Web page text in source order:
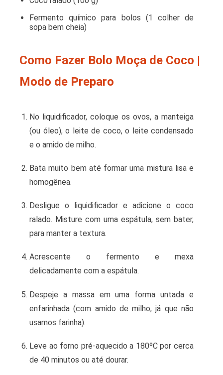
Fermento químico para bolos (1 colher de
sopa bem cheia)
Como Fazer Bolo Moça de Coco |
Modo de Preparo
No liquidificador, coloque os ovos, a manteiga
(ou óleo), o leite de coco, o leite condensado
e o amido de milho.
Bata muito bem até formar uma mistura lisa e
homogênea.
Desligue o liquidificador e adicione o coco
ralado. Misture com uma espátula, sem bater,
para manter a textura.
Acrescente o fermento e mexa
delicadamente com a espátula.
Despeje a massa em uma forma untada e
enfarinhada (com amido de milho, já que não
usamos farinha).
Leve ao forno pré-aquecido a 180ºC por cerca
de 40 minutos ou até dourar.